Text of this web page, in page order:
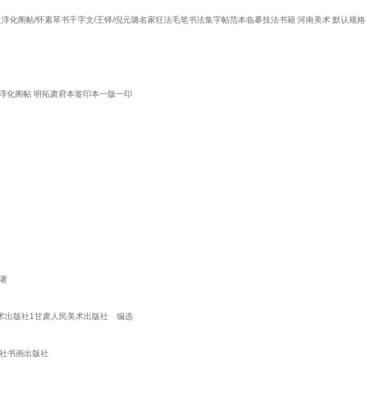
化阁帖/怀素草书千字文/王铎/倪元璐名家狂法毛笔书法集字帖范本临摹技法书籍 河南美术 默认规格
化阁帖 明拓肃府本签印本一版一印
出版社1甘肃人民美术出版社 编选
书画出版社